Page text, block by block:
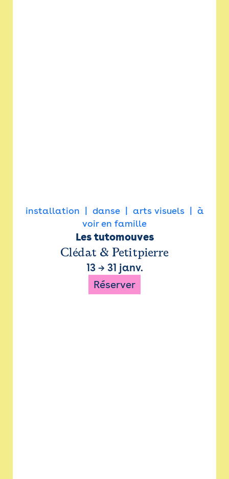
installation danse arts visuels
à
voir en famille
Les tutomouves
Clédat & Petitpierre
13→ 31 janv.
Réserver